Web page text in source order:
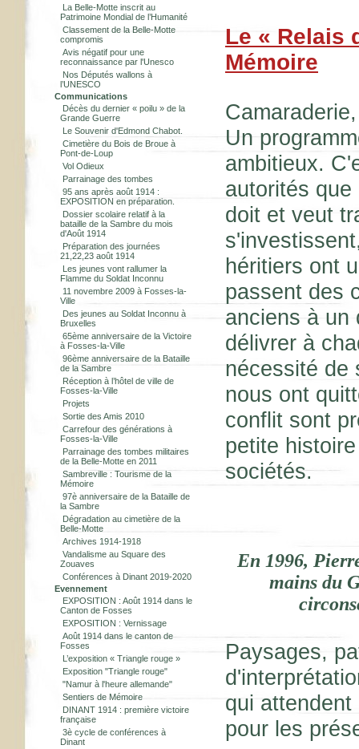
La Belle-Motte inscrit au
Patrimoine Mondial de l’Humanité
Classement de la Belle-Motte
compromis
Avis négatif pour une
reconnaissance par l'Unesco
Nos Députés wallons à
l’UNESCO
Communications
Décès du dernier « poilu » de la
Grande Guerre
Le Souvenir d'Edmond Chabot.
Cimetière du Bois de Broue à
Pont-de-Loup
Vol Odieux
Parrainage des tombes
95 ans après août 1914 :
EXPOSITION en préparation.
Dossier scolaire relatif à la
bataille de la Sambre du mois
d'Août 1914
Préparation des journées
21,22,23 août 1914
Les jeunes vont rallumer la
Flamme du Soldat Inconnu
11 novembre 2009 à Fosses-la-
Ville
Des jeunes au Soldat Inconnu à
Bruxelles
65ème anniversaire de la Victoire
à Fosses-la-Ville
96ème anniversaire de la Bataille
de la Sambre
Réception à l’hôtel de ville de
Fosses-la-Ville
Projets
Sortie des Amis 2010
Carrefour des générations à
Fosses-la-Ville
Parrainage des tombes militaires
de la Belle-Motte en 2011
Sambreville : Tourisme de la
Mémoire
97è anniversaire de la Bataille de
la Sambre
Dégradation au cimetière de la
Belle-Motte
Archives 1914-1918
Vandalisme au Square des
Zouaves
Conférences à Dinant 2019-2020
Evennement
EXPOSITION : Août 1914 dans le
Canton de Fosses
EXPOSITION : Vernissage
Août 1914 dans le canton de
Fosses
L’exposition « Triangle rouge »
Exposition "Triangle rouge"
"Namur à l'heure allemande"
Sentiers de Mémoire
DINANT 1914 : première victoire
française
3è cycle de conférences à
Dinant
Le « Relais
Mémoire
Un
ambitieux.
autorités
doit et veut
héritiers ont
passent des
anciens à un
délivrer à
nécessité de
nous ont
conflit sont
petite
sociétés.
En 1996,
mains du
Paysages,
qui
pour les